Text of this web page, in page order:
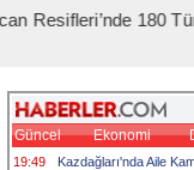
180 Tür